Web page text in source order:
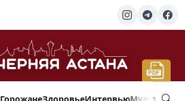
ГорожанеЗдоровьеИнтервью